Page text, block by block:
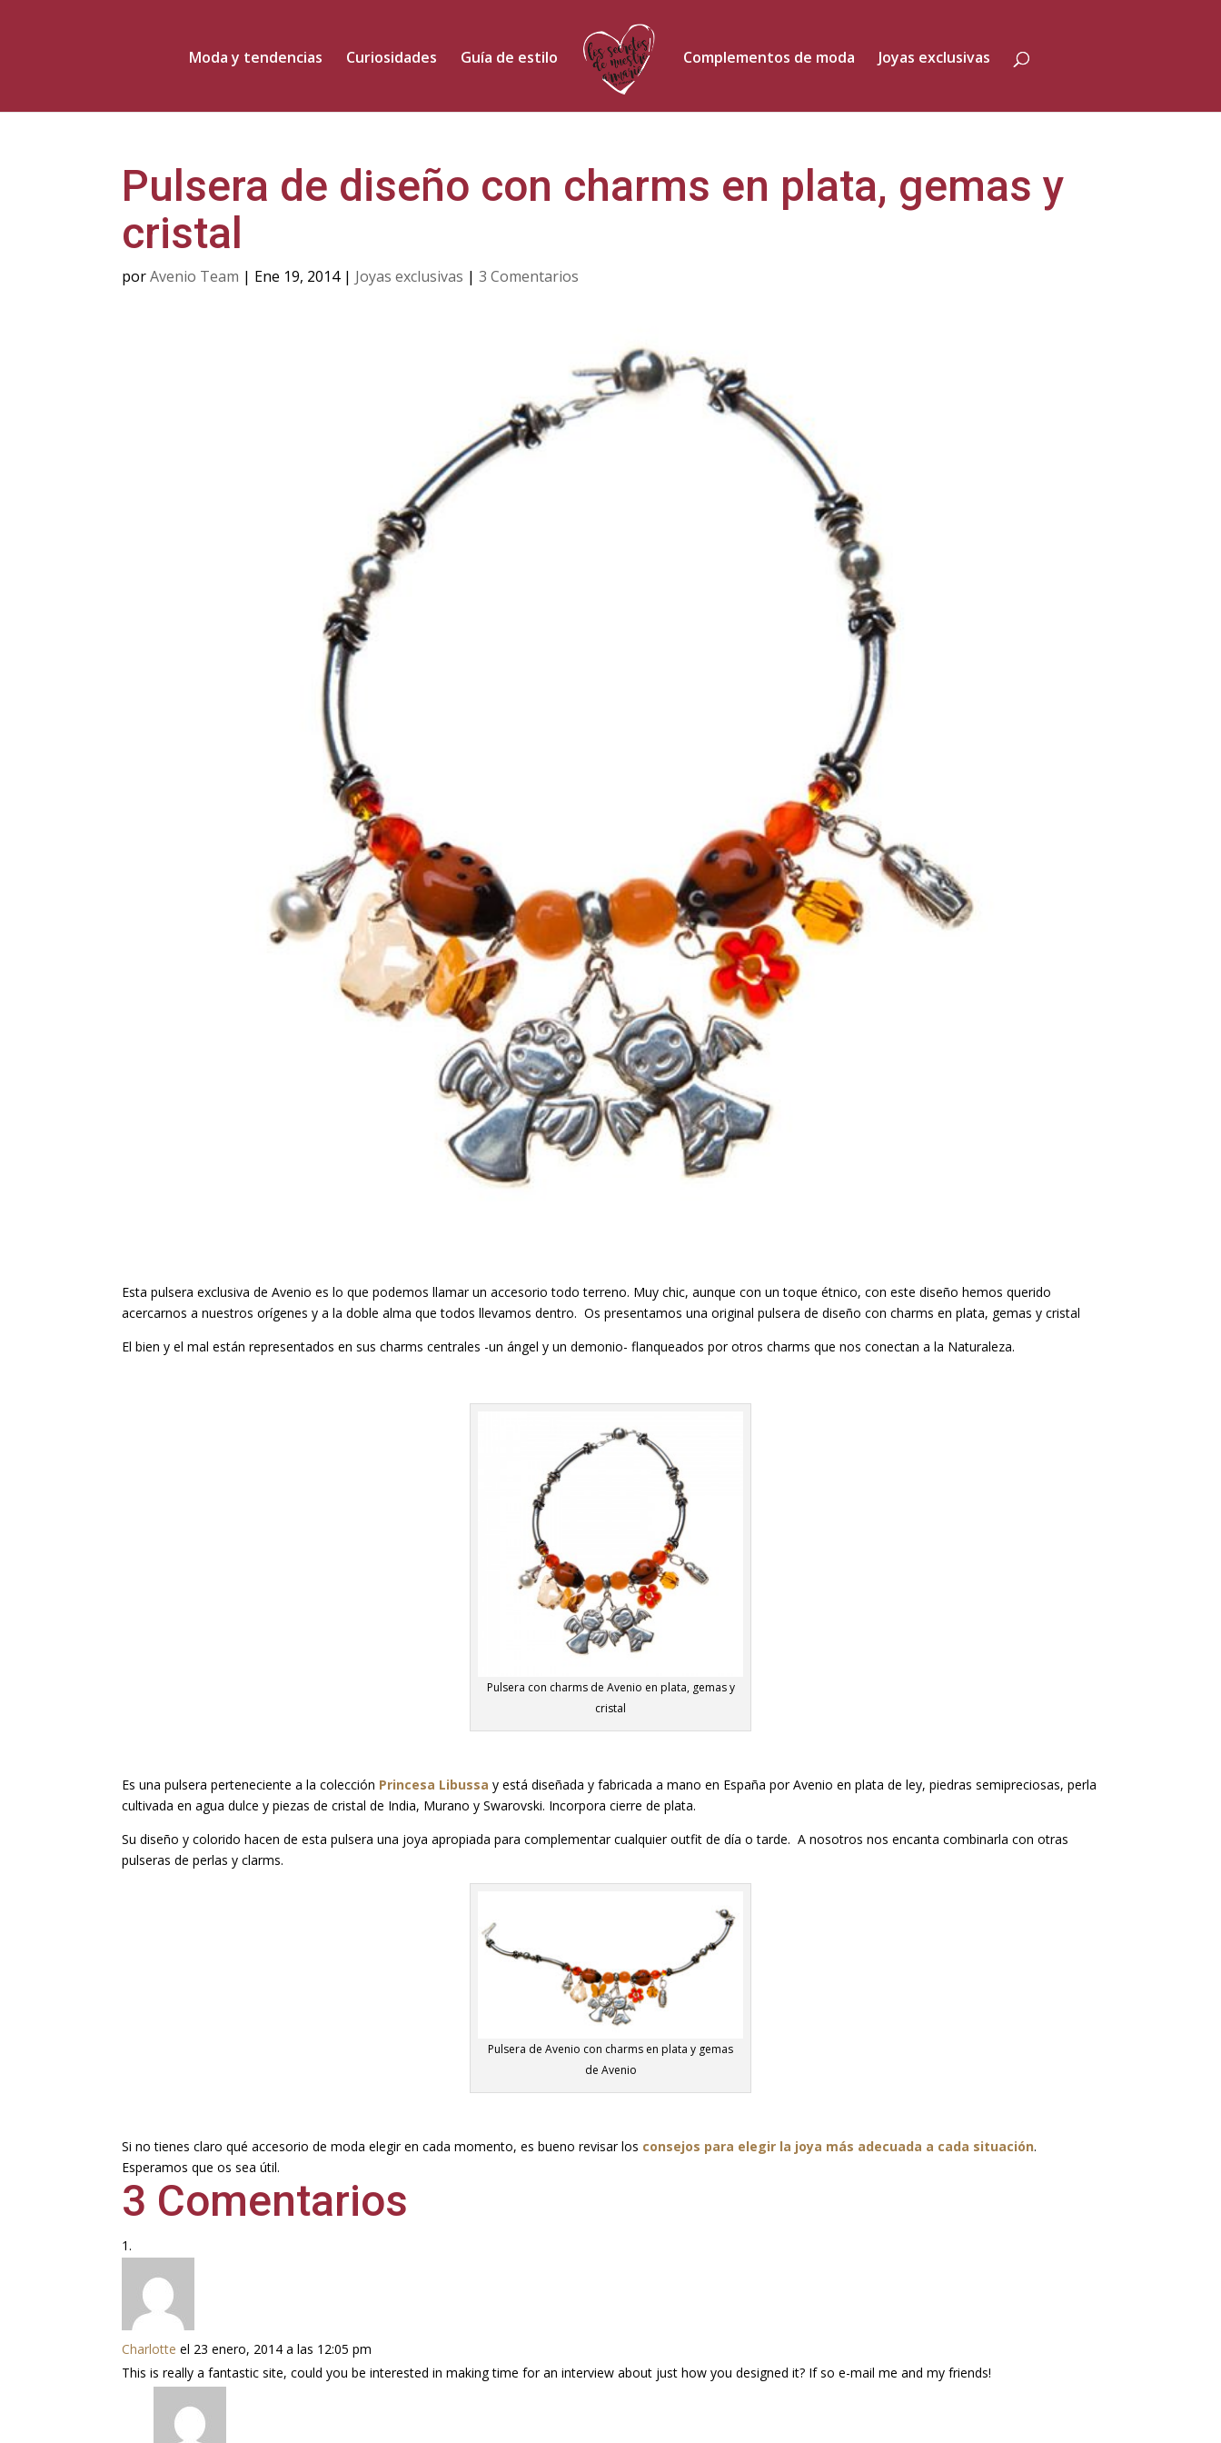
Moda y tendencias Curiosidades Guía de estilo Complementos de moda Joyas exclusivas
Pulsera de diseño con charms en plata, gemas y
cristal
porAvenio Team | Ene 19, 2014| Joyas exclusivas |3 Comentarios
Esta pulsera exclusiva de Avenio es lo que podemos llamar un accesorio todo terreno. Muy chic, aunque con un toque étnico, con este diseño hemos querido
acercarnos a nuestros orígenes y a la doble alma que todos llevamos dentro. Os presentamos una original pulsera de diseño con charms en plata, gemas y cristal
El bien y el mal están representados en sus charms centrales -un ángel y un demonio- flanqueados por otros charms que nos conectan a la Naturaleza.
Pulsera con charms de Avenio en plata, gemas y
cristal
Es una pulsera perteneciente a la colección Princesa Libussa y está diseñada y fabricada a mano en España por Avenio en plata de ley, piedras semipreciosas, perla
cultivada en agua dulce y piezas de cristal de India, Murano y Swarovski. Incorpora cierre de plata.
Su diseño y colorido hacen de esta pulsera una joya apropiada para complementar cualquier outfit de día o tarde. A nosotros nos encanta combinarla con otras
pulseras de perlas y clarms.
Pulsera de Avenio con charms en plata y gemas
de Avenio
Si no tienes claro qué accesorio de moda elegir en cada momento, es bueno revisar los consejos para elegir la joya más adecuada a cada situación.
Esperamos que os sea útil.
3 Comentarios
Charlotte el 23 enero, 2014 a las 12:05 pm
This is really a fantastic site, could you be interested in making time for an interview about just how you designed it? If so e-mail me and my friends!